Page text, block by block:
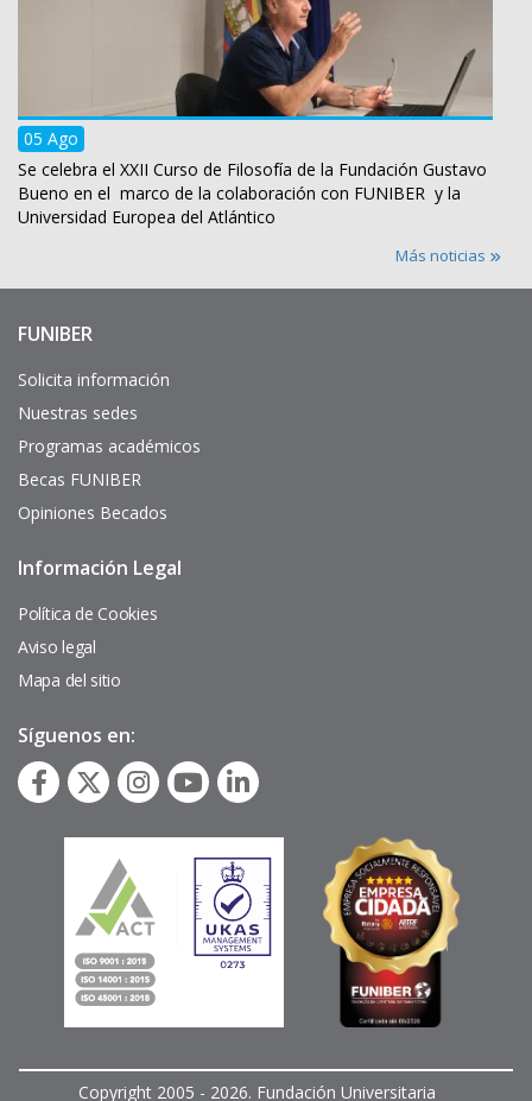
05 Ago
Se celebra el XXII Curso de Filosofía de la Fundación Gustavo
Bueno en el marco de la colaboración con FUNIBER y la
Universidad Europea del Atlántico
Más noticias
Enlaces
interés
FUNIBER
Solicita información
Nuestras sedes
Programas académicos
Becas FUNIBER
Opiniones Becados
Pie
página
Información Legal
Política de Cookies
Aviso legal
Mapa del sitio
Síguenos en:
Copyright 2005 - 2026. Fundación Universitaria